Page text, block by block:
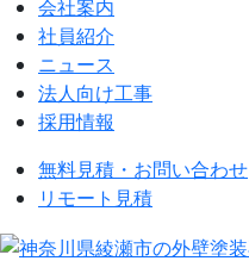
会社案内
社員紹介
ニュース
法人向け工事
採用情報
無料見積・お問い合わせ
リモート見積